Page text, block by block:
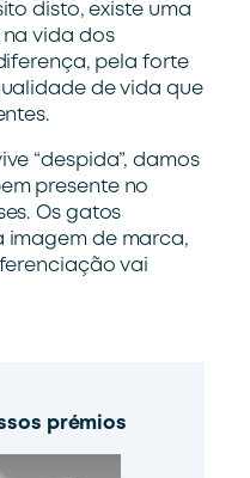
disto, existe uma
vida dos
pela forte
de vida que
“despida”, damos
presente no
Os gatos
imagem de marca,
vai
prémios